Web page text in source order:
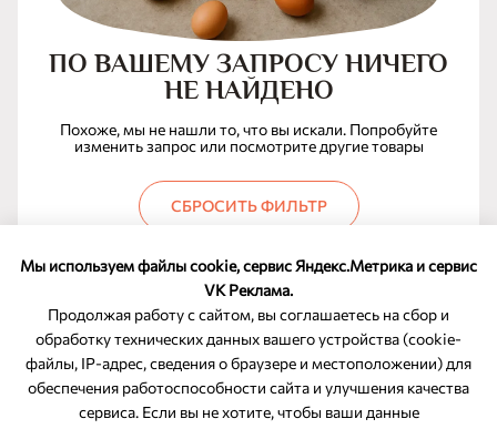
Мы используем файлы cookie, сервис Яндекс.Метрика и сервис
VK Реклама.
Продолжая работу с сайтом, вы соглашаетесь на сбор и
обработку технических данных вашего устройства (cookie-
файлы, IP-адрес, сведения о браузере и местоположении) для
обеспечения работоспособности сайта и улучшения качества
сервиса. Если вы не хотите, чтобы ваши данные
ПО ВАШЕМУ ЗАПРОСУ НИЧЕГО
НЕ НАЙДЕНО
Похоже, мы не нашли то, что вы искали. Попробуйте
изменить запрос или посмотрите другие товары
СБРОСИТЬ ФИЛЬТР
ОБРАТНАЯ СВЯЗЬ
8-800-350-46-10